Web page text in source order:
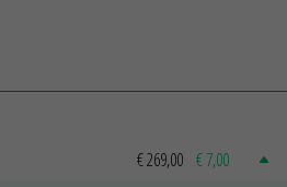
€ 269,00 € 7,00